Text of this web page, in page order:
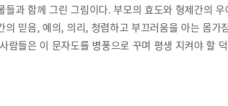
들과 함께 그린 그림이다. 부모의 효도와 형제간의
의 믿음, 예의, 의리, 청렴하고 부끄러움을 아는 몸가
람들은 이 문자도를 병풍으로 꾸며 평생 지켜야 할